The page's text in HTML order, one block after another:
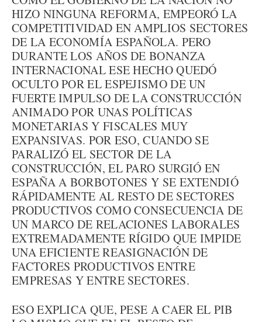
HIZO NINGUNA REFORMA, EMPEORÓ LA
COMPETITIVIDAD EN AMPLIOS SECTORES
DE LA ECONOMÍA ESPAÑOLA. PERO
DURANTE LOS AÑOS DE BONANZA
INTERNACIONAL ESE HECHO QUEDÓ
OCULTO POR EL ESPEJISMO DE UN
FUERTE IMPULSO DE LA CONSTRUCCIÓN
ANIMADO POR UNAS POLÍTICAS
MONETARIAS Y FISCALES MUY
EXPANSIVAS. POR ESO, CUANDO SE
PARALIZÓ EL SECTOR DE LA
CONSTRUCCIÓN, EL PARO SURGIÓ EN
ESPAÑA A BORBOTONES Y SE EXTENDIÓ
RÁPIDAMENTE AL RESTO DE SECTORES
PRODUCTIVOS COMO CONSECUENCIA DE
UN MARCO DE RELACIONES LABORALES
EXTREMADAMENTE RÍGIDO QUE IMPIDE
UNA EFICIENTE REASIGNACIÓN DE
FACTORES PRODUCTIVOS ENTRE
EMPRESAS Y ENTRE SECTORES.
ESO EXPLICA QUE, PESE A CAER EL PIB